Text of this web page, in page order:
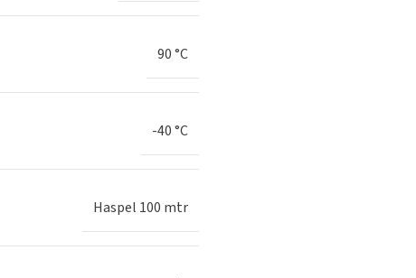
90 °C
-40 °C
Haspel 100 mtr